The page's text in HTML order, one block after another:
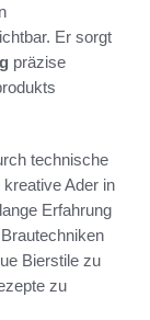
Er sorgt
präzise
technische
Ader in
Erfahrung
Bierstile zu
zu